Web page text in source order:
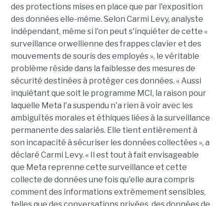
des protections mises en place que par l'exposition
des données elle-même. Selon Carmi Levy, analyste
indépendant, même si l'on peut s'inquiéter de cette «
surveillance orwellienne des frappes clavier et des
mouvements de souris des employés », le véritable
problème réside dans la faiblesse des mesures de
sécurité destinées à protéger ces données. « Aussi
inquiétant que soit le programme MCI, la raison pour
laquelle Meta l'a suspendu n'a rien à voir avec les
ambiguïtés morales et éthiques liées à la surveillance
permanente des salariés. Elle tient entièrement à
son incapacité à sécuriser les données collectées », a
déclaré Carmi Levy. « Il est tout à fait envisageable
que Meta reprenne cette surveillance et cette
collecte de données une fois qu'elle aura compris
comment des informations extrêmement sensibles,